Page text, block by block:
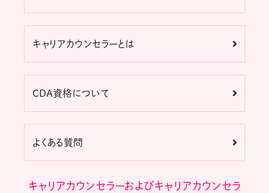
キャリアカウンセラーとは
CDA資格について
よくある質問
キャリアカウンセラーおよびキャリアカウンセラ